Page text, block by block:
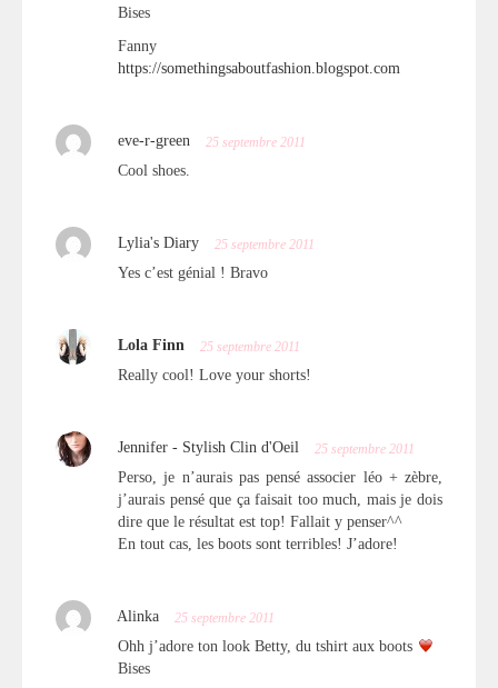
Bises
Fanny
https://somethingsaboutfashion.blogspot.com
eve-r-green 25 septembre 2011
Cool shoes.
Lylia's Diary 25 septembre 2011
Yes c’est génial ! Bravo
Lola Finn 25 septembre 2011
Really cool! Love your shorts!
Jennifer - Stylish Clin d'Oeil 25 septembre 2011
Perso, je n’aurais pas pensé associer léo + zèbre,
j’aurais pensé que ça faisait too much, mais je dois
dire que le résultat est top! Fallait y penser^^
En tout cas, les boots sont terribles! J’adore!
Alinka 25 septembre 2011
Ohh j’adore ton look Betty, du tshirt aux boots
Bises